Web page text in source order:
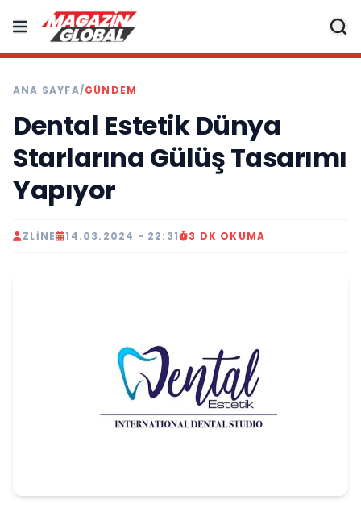
ANA SAYFA/GÜNDEM
Dental Estetik Dünya
Starlarına Gülüş Tasarımı
Yapıyor
ZLINE 14.03.2024 - 22:31 3 DK OKUMA